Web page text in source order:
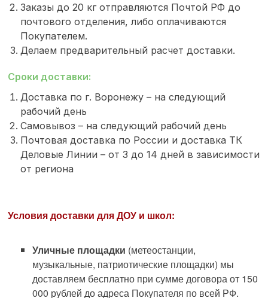
Заказы до 20 кг отправляются Почтой РФ до
почтового отделения, либо оплачиваются
Покупателем.
Делаем предварительный расчет доставки.
Сроки доставки:
Доставка по г. Воронежу – на следующий
рабочий день
Самовывоз – на следующий рабочий день
Почтовая доставка по России и доставка ТК
Деловые Линии – от 3 до 14 дней в зависимости
от региона
Условия доставки для ДОУ и школ:
Уличные площадки (метеостанции,
музыкальные, патриотические площадки) мы
доставляем бесплатно при сумме договора от 150
000 рублей до адреса Покупателя по всей РФ.